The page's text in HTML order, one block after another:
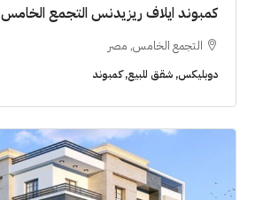
كمبوند ايلاف ريزيدنس التجمع الخامس
التجمع الخامس, مصر
دوبليكس, شقق للبيع, كمبوند